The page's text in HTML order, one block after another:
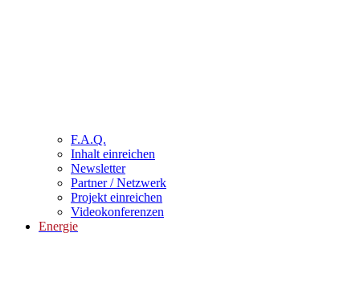
F.A.Q.
Inhalt einreichen
Newsletter
Partner / Netzwerk
Projekt einreichen
Videokonferenzen
Energie